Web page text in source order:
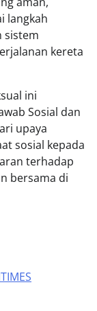
langkah
sistem
kereta
ini
Sosial dan
upaya
sosial kepada
terhadap
bersama di